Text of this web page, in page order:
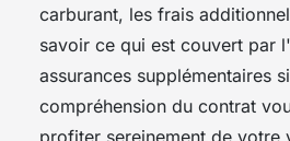
carburant, les frais
savoir ce qui est couvert par
assurances supplémentaires
compréhension du contrat